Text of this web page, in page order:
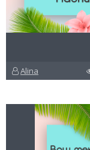
u Alina